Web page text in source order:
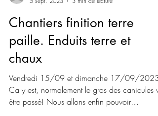
E Lenoir
5 sept. 2023
Chantiers finition terre
paille. Enduits terre et
chaux
Vendredi 15/09 et dimanche 17/09/2023